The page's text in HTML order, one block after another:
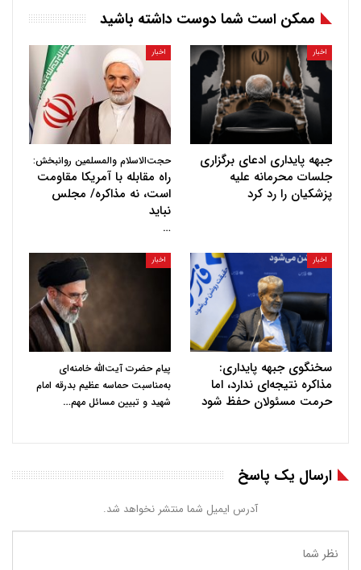
ممکن است شما دوست داشته باشید
اخبار
جبهه پایداری ادعای برگزاری
جلسات محرمانه علیه
پزشکیان را رد کرد
اخبار
حجت‌الاسلام والمسلمین روانبخش:
راه مقابله با آمریکا مقاومت
است، نه مذاکره/ مجلس
نباید
…
اخبار
سخنگوی جبهه پایداری:
مذاکره نتیجه‌ای ندارد، اما
حرمت مسئولان حفظ شود
اخبار
پیام حضرت آیت‌الله خامنه‌ای
به‌مناسبت حماسه عظیم بدرقه امام
شهید و تبیین مسائل مهم…
ارسال یک پاسخ
آدرس ایمیل شما منتشر نخواهد شد.